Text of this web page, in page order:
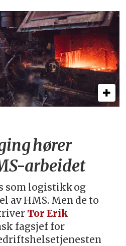
hører
arbeidet
som logistikk og
av HMS. Men de to
Tor Erik
fagsjef for